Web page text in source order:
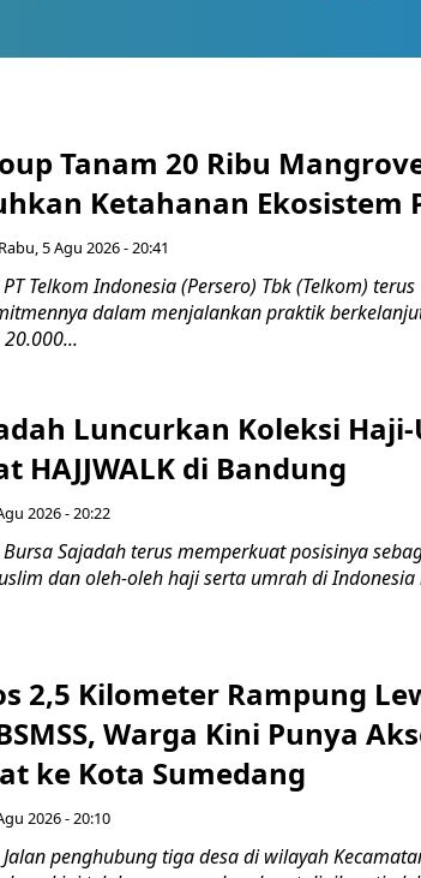
Tanam 20 Ribu
Ketahanan Ekosistem
Rabu, 5 Agu 2026 - 20:41
PT Telkom Indonesia (Persero) Tbk (Telkom) terus
dalam menjalankan praktik
Luncurkan Koleksi
HAJJWALK di Bandung
2026 - 20:22
– Bursa Sajadah terus memperkuat posisinya
dan oleh-oleh haji serta umrah di Indonesia
2,5 Kilometer Rampung
Warga Kini Punya
ke Kota Sumedang
2026 - 20:10
– Jalan penghubung tiga desa di wilayah